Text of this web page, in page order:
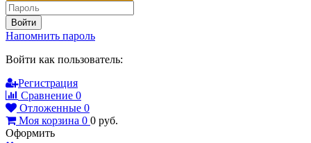
Войти
Напомнить пароль
Войти как пользователь:
Регистрация
Сравнение 0
Отложенные 0
Моя корзина 0 0 руб.
Оформить